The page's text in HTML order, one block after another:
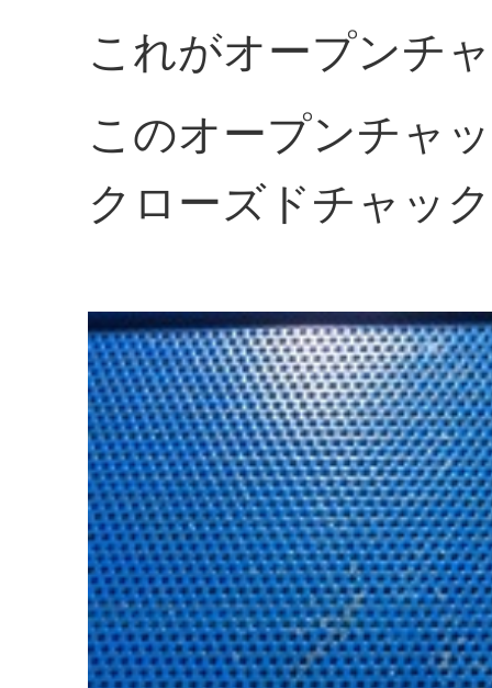
これがオープンチ
このオープンチャ
クローズドチャッ